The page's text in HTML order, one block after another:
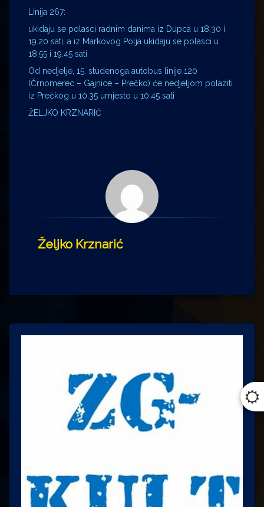
Linija 267:
ukidaju se polasci radnim danima iz Dupca u 18.30 i
19.20 sati, a iz Markovog Polja ukidaju se polasci u
18.55 i 19.45 sati
Od nedjelje, 15. studenoga autobus linije 120
(Črnomerec – Gajnice – Prečko) će nedjeljom polaziti
iz Prečkog u 10.35 umjesto u 10.45 sati
ŽELJKO KRZNARIĆ
Željko Krznarić